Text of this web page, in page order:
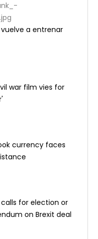
vuelve a entrenar
war film vies for
currency faces
calls for election or
on Brexit deal